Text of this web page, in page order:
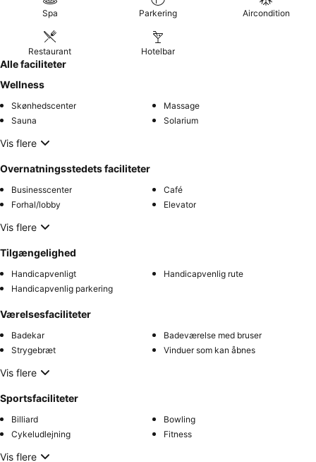
Spa Parkering Aircondition
Restaurant Hotelbar
Alle faciliteter
Wellness
Skønhedscenter
Massage
Sauna
Solarium
Vis flere
Overnatningsstedets faciliteter
Businesscenter
Café
Forhal/lobby
Elevator
Vis flere
Tilgængelighed
Handicapvenligt
Handicapvenlig rute
Handicapvenlig parkering
Værelsesfaciliteter
Badekar
Badeværelse med bruser
Strygebræt
Vinduer som kan åbnes
Vis flere
Sportsfaciliteter
Billiard
Bowling
Cykeludlejning
Fitness
Vis flere